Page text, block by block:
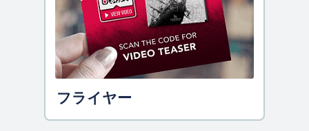
フライヤー